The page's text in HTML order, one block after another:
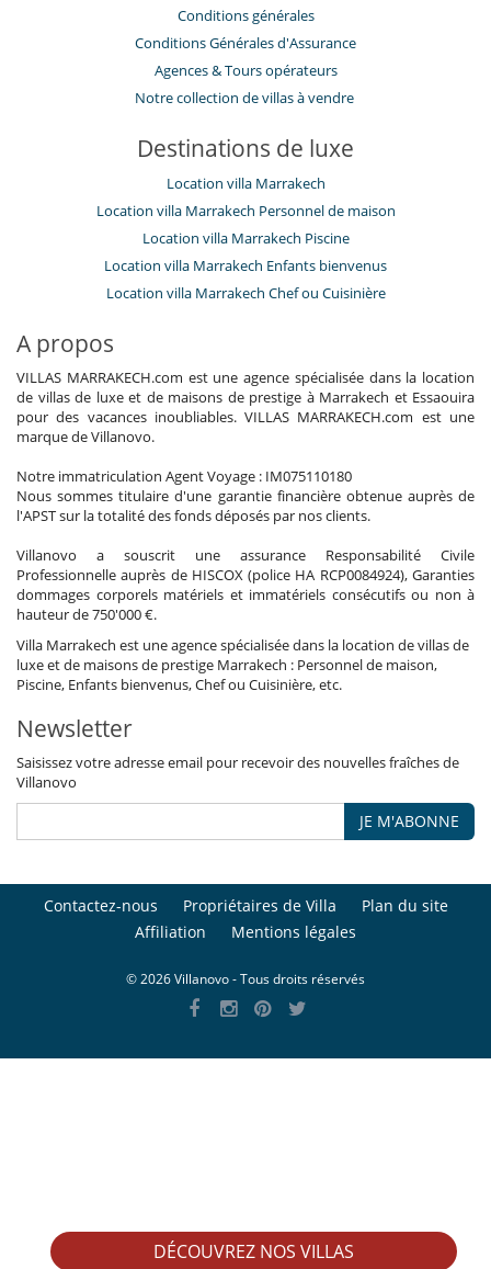
DÉCOUVREZ NOS VILLAS
Conditions générales
Conditions Générales d'Assurance
​Agences & Tours opérateurs
Notre collection de villas à vendre
Destinations de luxe
Location villa Marrakech
Location villa Marrakech Personnel de maison
Location villa Marrakech Piscine
Location villa Marrakech Enfants bienvenus
Location villa Marrakech Chef ou Cuisinière
A propos
VILLAS MARRAKECH.com est une agence spécialisée dans la location
de villas de luxe et de maisons de prestige à Marrakech et Essaouira
pour des vacances inoubliables. VILLAS MARRAKECH.com est une
marque de Villanovo.
Notre immatriculation Agent Voyage : IM075110180
Nous sommes titulaire d'une garantie financière obtenue auprès de
l'APST sur la totalité des fonds déposés par nos clients.
Villanovo a souscrit une assurance Responsabilité Civile
Professionnelle auprès de HISCOX (police HA RCP0084924), Garanties
dommages corporels matériels et immatériels consécutifs ou non à
hauteur de 750'000 €.
Villa Marrakech est une agence spécialisée dans la location de villas de
luxe et de maisons de prestige Marrakech : Personnel de maison,
Piscine, Enfants bienvenus, Chef ou Cuisinière, etc.
Newsletter
Saisissez votre adresse email pour recevoir des nouvelles fraîches de
Villanovo
JE M'ABONNE
Contactez-nous Propriétaires de Villa
Plan du site
Affiliation
Mentions légales
© 2026 Villanovo - Tous droits réservés